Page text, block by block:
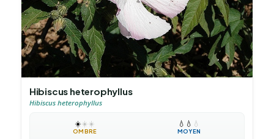
Hibiscus heterophyllus
Hibiscus heterophyllus
☀️☀️☀️
OMBRE
💧 💧 💧
MOYEN